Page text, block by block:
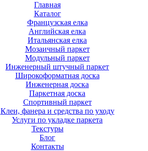
Главная
Каталог
Французская елка
Английская елка
Итальянская елка
Мозаичный паркет
Модульный паркет
Инженерный штучный паркет
Широкоформатная доска
Инженерная доска
Паркетная доска
Спортивный паркет
Клеи, фанера и средства по уходу
Услуги по укладке паркета
Текстуры
Блог
Контакты